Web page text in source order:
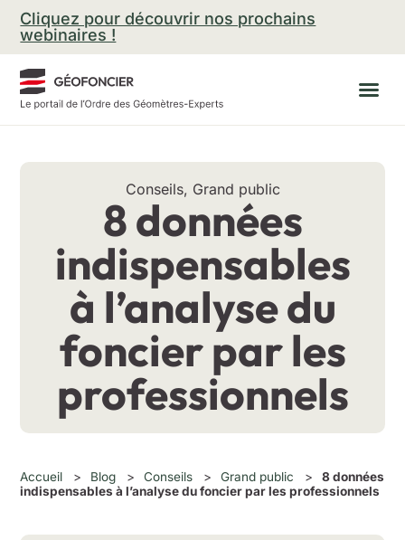
Aller
contenu
Cliquez pour découvrir nos prochains
webinaires !
Conseils, Grand public
8 données
indispensables
à l’analyse du
foncier par les
professionnels
Accueil > Blog > Conseils > Grand public >
8 données
indispensables à l’analyse du foncier par les professionnels